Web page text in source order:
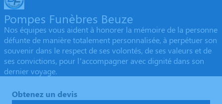
Pompes Funèbres Beuze
Nos équipes vous aident à honorer la mémoire de la personne
défunte de manière totalement personnalisée, à perpétuer son
souvenir dans le respect de ses volontés, de ses valeurs et de
ses convictions, pour l’accompagner avec dignité dans son
dernier voyage.
Obtenez un devis